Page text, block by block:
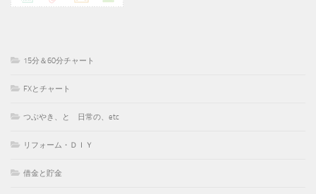
15分＆60分チャート
FXとチャート
つぶやき、と 日常の、etc
リフォーム・ＤＩＹ
借金と貯金